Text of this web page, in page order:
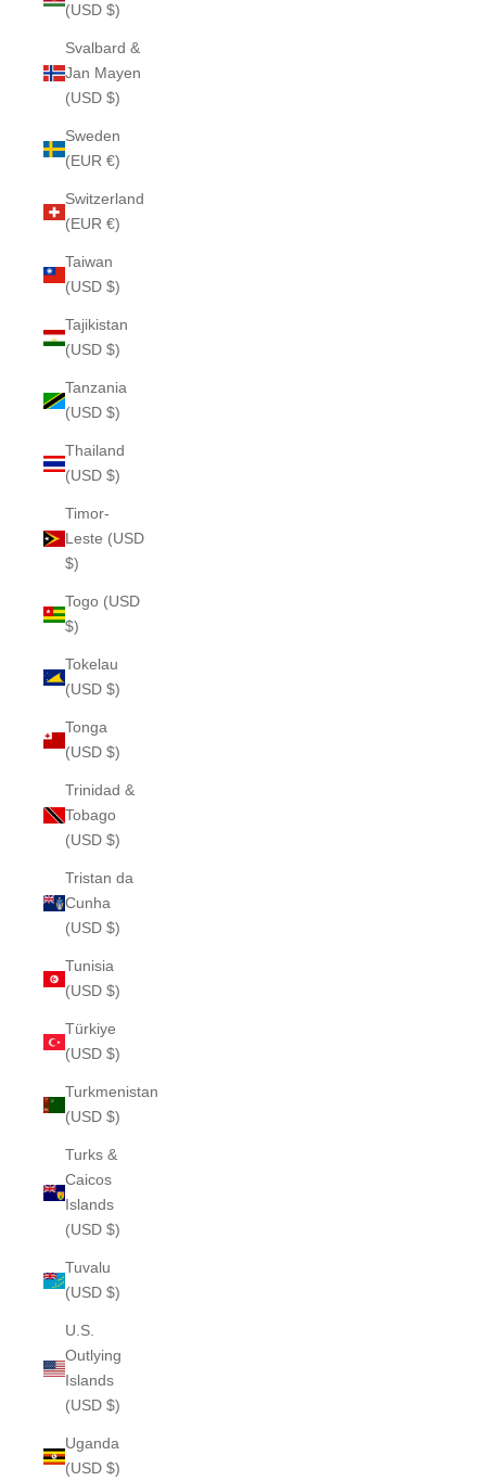
(USD $)
Svalbard &
Jan Mayen
(USD $)
Sweden
(EUR €)
Switzerland
(EUR €)
Taiwan
(USD $)
Tajikistan
(USD $)
Tanzania
(USD $)
Thailand
(USD $)
Timor-
Leste (USD
$)
Togo (USD
$)
Tokelau
(USD $)
Tonga
(USD $)
Trinidad &
Tobago
(USD $)
Tristan da
Cunha
(USD $)
Tunisia
(USD $)
Türkiye
(USD $)
Turkmenistan
(USD $)
Turks &
Caicos
Islands
(USD $)
Tuvalu
(USD $)
U.S.
Outlying
Islands
(USD $)
Uganda
(USD $)